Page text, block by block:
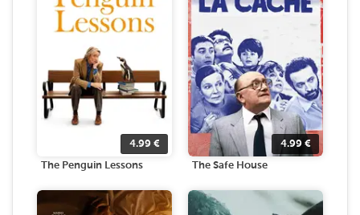
4.99 €
The Penguin Lessons
4.99 €
The Safe House